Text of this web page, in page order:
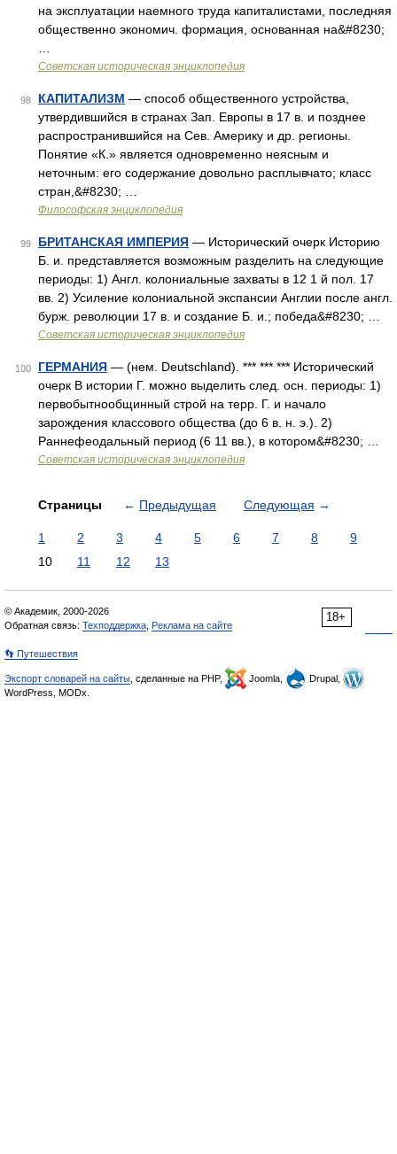
на эксплуатации наемного труда капиталистами, последняя
общественно экономич. формация, основанная на&#8230;
Советская историческая энциклопедия
98 КАПИТАЛИЗМ — способ общественного устройства,
утвердившийся в странах Зап. Европы в 17 в. и позднее
распространившийся на Сев. Америку и др. регионы.
Понятие «К.» является одновременно неясным и
неточным: его содержание довольно расплывчато; класс
стран,&#8230; …
Философская энциклопедия
99 БРИТАНСКАЯ ИМПЕРИЯ — Исторический очерк Историю
Б. и. представляется возможным разделить на следующие
периоды: 1) Англ. колониальные захваты в 12 1 й пол. 17
вв. 2) Усиление колониальной экспансии Англии после англ.
бурж. революции 17 в. и создание Б. и.; победа&#8230; …
Советская историческая энциклопедия
100 ГЕРМАНИЯ — (нем. Deutschland). *** *** *** Исторический
очерк В истории Г. можно выделить след. осн. периоды: 1)
первобытнообщинный строй на терр. Г. и начало
зарождения классового общества (до 6 в. н. э.). 2)
Раннефеодальный период (6 11 вв.), в котором&#8230; …
Советская историческая энциклопедия
Страницы ← Предыдущая Следующая →
1 2 3 4 5 6 7 8
9
10
11 12 13
18+
© Академик, 2000-2026
Обратная связь: Техподдержка Реклама на сайте
👣 Путешествия
Экспорт словарей на сайты , сделанные на PHP, Joomla,
Drupal,
WordPress, MODx.